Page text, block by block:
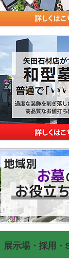
展示場・採用・